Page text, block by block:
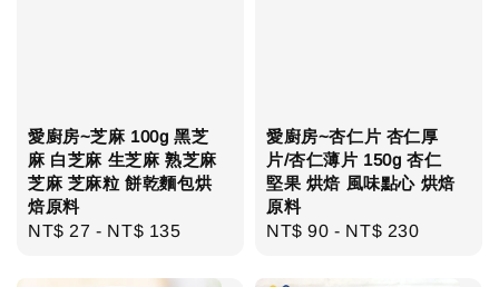
愛廚房~芝麻 100g 黑芝
麻 白芝麻 生芝麻 熟芝麻
芝麻 芝麻粒 餅乾麵包烘
焙原料
Regular
NT$ 27 - NT$ 135
愛廚房~杏仁片 杏仁厚
片/杏仁薄片 150g 杏仁
堅果 烘焙 風味點心 烘焙
原料
Regular
NT$ 90 - NT$ 230